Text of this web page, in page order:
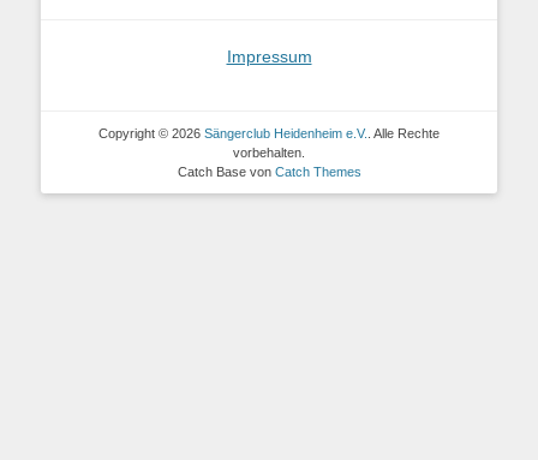
Impressum
Copyright © 2026 Sängerclub Heidenheim e.V. . Alle Rechte
vorbehalten.
Catch Base von Catch Themes